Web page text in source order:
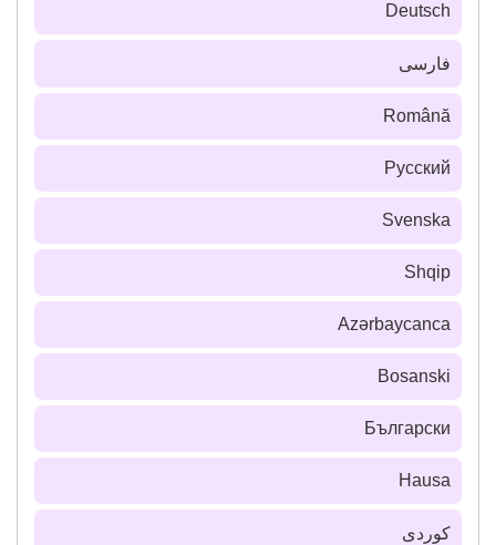
Deutsch
فارسى
Română
Русский
Svenska
Shqip
Azərbaycanca
Bosanski
Български
Hausa
كوردی